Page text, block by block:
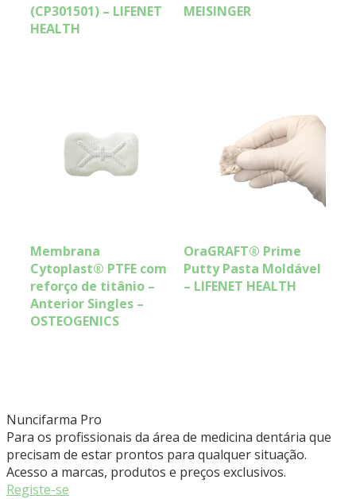
(CP301501) – LIFENET
HEALTH
MEISINGER
Membrana
Cytoplast® PTFE com
reforço de titânio –
Anterior Singles –
OSTEOGENICS
OraGRAFT® Prime
Putty Pasta Moldável
– LIFENET HEALTH
Nuncifarma Pro
Para os profissionais da área de medicina dentária que
precisam de estar prontos para qualquer situação.
Acesso a marcas, produtos e preços exclusivos.
Registe-se